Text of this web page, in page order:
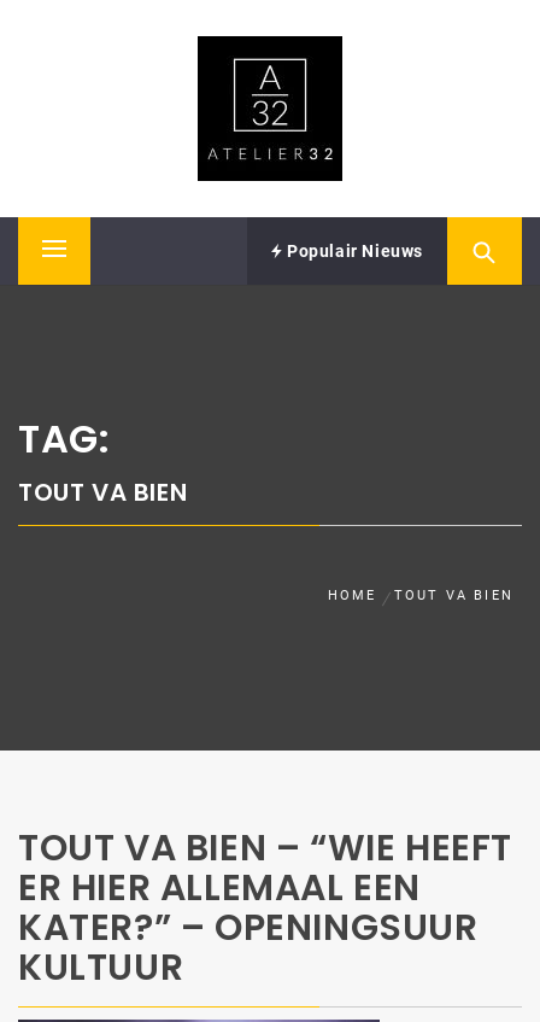
Primary
Populair Nieuws
TAG:
TOUT VA BIEN
HOME TOUT VA BIEN
TOUT VA BIEN – “WIE HEEFT
ER HIER ALLEMAAL EEN
KATER?” – OPENINGSUUR
KULTUUR